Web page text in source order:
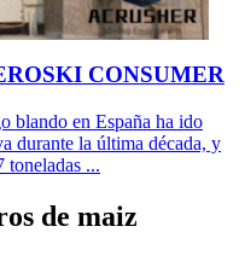
CONSUMER
blando en España ha ido
durante la última década, y
toneladas ...
de maiz